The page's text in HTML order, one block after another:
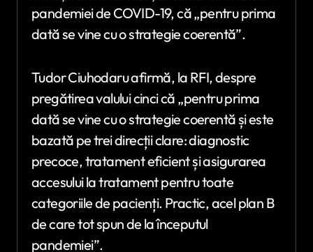
pandemiei de COVID-19, că „pentru prima
dată se vine cu o strategie coerentă”.
Tudor Ciuhodaru afirmă, la RFI, despre
pregătirea valului cinci că „pentru prima
dată se vine cu o strategie coerentă și este
bazată pe trei direcții clare: diagnostic
precoce, tratament eficient și asigurarea
accesului la tratament pentru toate
categoriile de pacienți. Practic, acel plan B
de care tot spun de la începutul
pandemiei”.